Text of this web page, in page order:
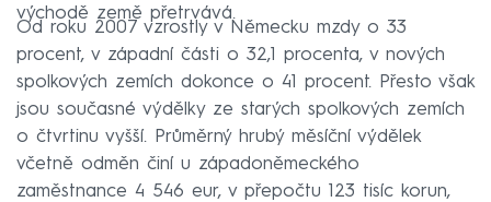
východě země přetrvává.
Od roku 2007 vzrostly v Německu mzdy o 33
procent, v západní části o 32,1 procenta, v nových
spolkových zemích dokonce o 41 procent. Přesto však
jsou současné výdělky ze starých spolkových zemích
o čtvrtinu vyšší. Průměrný hrubý měsíční výdělek
včetně odměn činí u západoněmeckého
zaměstnance 4 546 eur, v přepočtu 123 tisíc korun,